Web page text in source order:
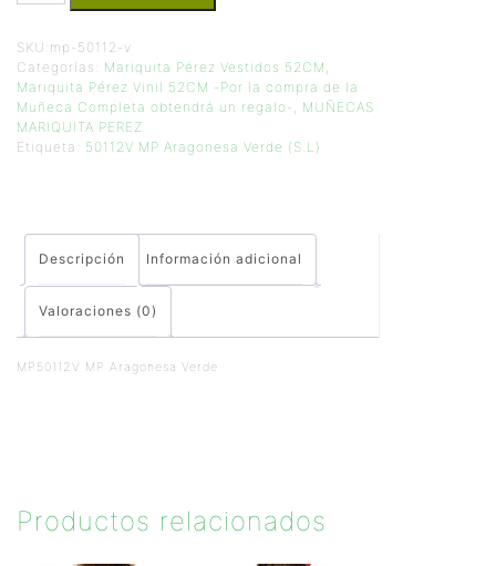
SKU: mp-50112-v
Categorías: Mariquita Pérez Vestidos 52CM
Mariquita Pérez Vinil 52CM -Por la compra de la
Muñeca Completa obtendrá un regalo-
MUÑECAS
MARIQUITA PEREZ
Etiqueta: 50112V MP Aragonesa Verde (S.L)
Descripción Información adicional
Valoraciones (0)
MP50112V MP Aragonesa Verde
Productos relacionados